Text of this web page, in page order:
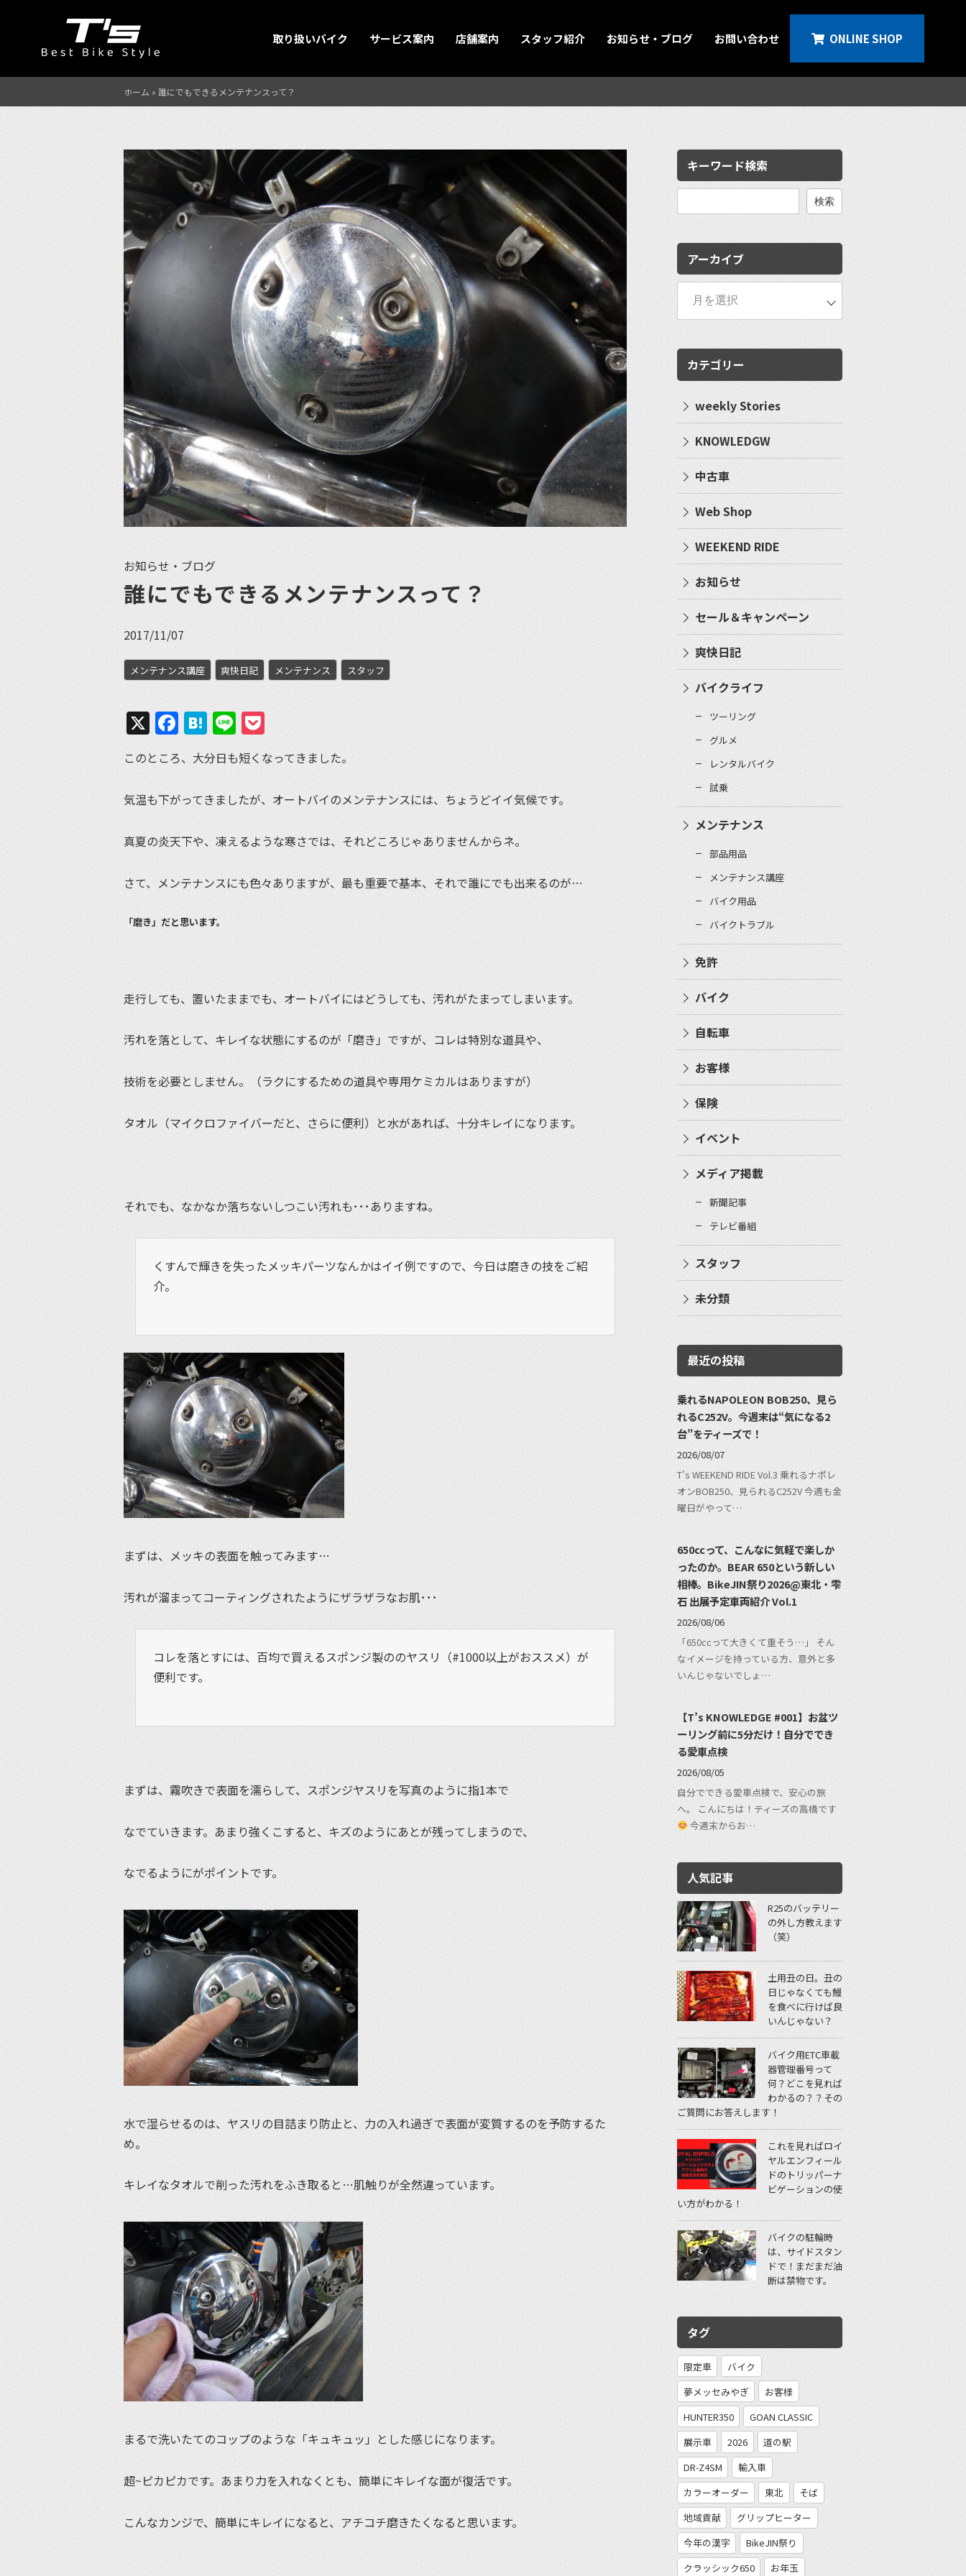
取り扱いバイク サービス案内 店舗案内 スタッフ紹介 お知らせ・ブログ お問い合わせ ONLINE SHOP
ホーム » 誰にでもできるメンテナンスって？
お知らせ・ブログ
誰にでもできるメンテナンスって？
2017/11/07
メンテナンス講座 爽快日記 メンテナンス スタッフ
X Facebook
Hatena
Line
このところ、大分日も短くなってきました。
気温も下がってきましたが、オートバイのメンテナンスには、ちょうどイイ気候です。
真夏の炎天下や、凍えるような寒さでは、それどころじゃありませんからネ。
さて、メンテナンスにも色々ありますが、最も重要で基本、それで誰にでも出来るのが…
「磨き」だと思います。
走行しても、置いたままでも、オートバイにはどうしても、汚れがたまってしまいます。
汚れを落として、キレイな状態にするのが「磨き」ですが、コレは特別な道具や、
技術を必要としません。（ラクにするための道具や専用ケミカルはありますが）
タオル（マイクロファイバーだと、さらに便利）と水があれば、十分キレイになります。
それでも、なかなか落ちないしつこい汚れも･･･ありますね。
くすんで輝きを失ったメッキパーツなんかはイイ例ですので、今日は磨きの技をご紹
介。
まずは、メッキの表面を触ってみます…
汚れが溜まってコーティングされたようにザラザラなお肌･･･
コレを落とすには、百均で買えるスポンジ製ののヤスリ（#1000以上がおススメ）が
便利です。
まずは、霧吹きで表面を濡らして、スポンジヤスリを写真のように指1本で
なでていきます。あまり強くこすると、キズのようにあとが残ってしまうので、
なでるようにがポイントです。
水で湿らせるのは、ヤスリの目詰まり防止と、力の入れ過ぎで表面が変質するのを予防するた
め。
キレイなタオルで削った汚れをふき取ると…肌触りが全然違っています。
まるで洗いたてのコップのような「キュキュッ」とした感じになります。
超~ピカピカです。あまり力を入れなくとも、簡単にキレイな面が復活です。
こんなカンジで、簡単にキレイになると、アチコチ磨きたくなると思います。
キーワード検索
検
アーカイブ
カテゴリー
weekly Stories
KNOWLEDGW
中古車
Web Shop
WEEKEND RIDE
お知らせ
セール＆キャンペーン
爽快日記
バイクライフ
ツーリング
グルメ
レンタルバイク
試乗
メンテナンス
部品用品
メンテナンス講座
バイク用品
バイクトラブル
免許
バイク
自転車
お客様
保険
イベント
メディア掲載
新聞記事
テレビ番組
スタッフ
未分類
最近の投稿
乗れるNAPOLEON BOB250、見ら
れるC252V。今週末は“気になる2
台”をティーズで！
2026/08/07
T's WEEKEND RIDE Vol.3 乗れるナポレ
オンBOB250、見られるC252V 今週も金
曜日がやって…
650ccって、こんなに気軽で楽しか
ったのか。BEAR 650という新しい
相棒。BikeJIN祭り2026@東北・雫
石 出展予定車両紹介 Vol.1
2026/08/06
「650ccって大きくて重そう…」 そん
なイメージを持っている方、意外と多
いんじゃないでしょ…
【T’s KNOWLEDGE #001】お盆ツ
ーリング前に5分だけ！自分ででき
る愛車点検
2026/08/05
自分でできる愛車点検で、安心の旅
へ。 こんにちは！ティーズの高橋です
今週末からお…
人気記事
R25のバッテリー
の外し方教えます
（笑）
土用丑の日。丑の
日じゃなくても鰻
を食べに行けば良
いんじゃない？
バイク用ETC車載
器管理番号って
何？どこを見れば
わかるの？？その
ご質問にお答えします！
これを見ればロイ
ヤルエンフィール
ドのトリッパーナ
ビゲーションの使
い方がわかる！
バイクの駐輪時
は、サイドスタン
ドで！まだまだ油
断は禁物です。
タグ
限定車
バイク
夢メッセみやぎ
お客様
HUNTER350
GOAN CLASSIC
展示車
2026
道の駅
DR-Z4SM
輸入車
カラーオーダー
東北
そば
地域貢献
グリップヒーター
今年の漢字
BikeJIN祭り
クラッシック650
お年玉